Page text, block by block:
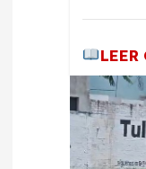
LEER